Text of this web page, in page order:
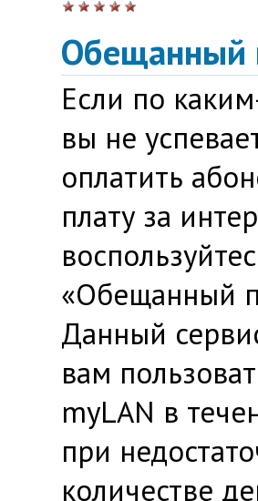
Обещанный
Если по
вы не
оплатить
плату за
«Обещанный
Данный
вам
myLAN в
при
количестве